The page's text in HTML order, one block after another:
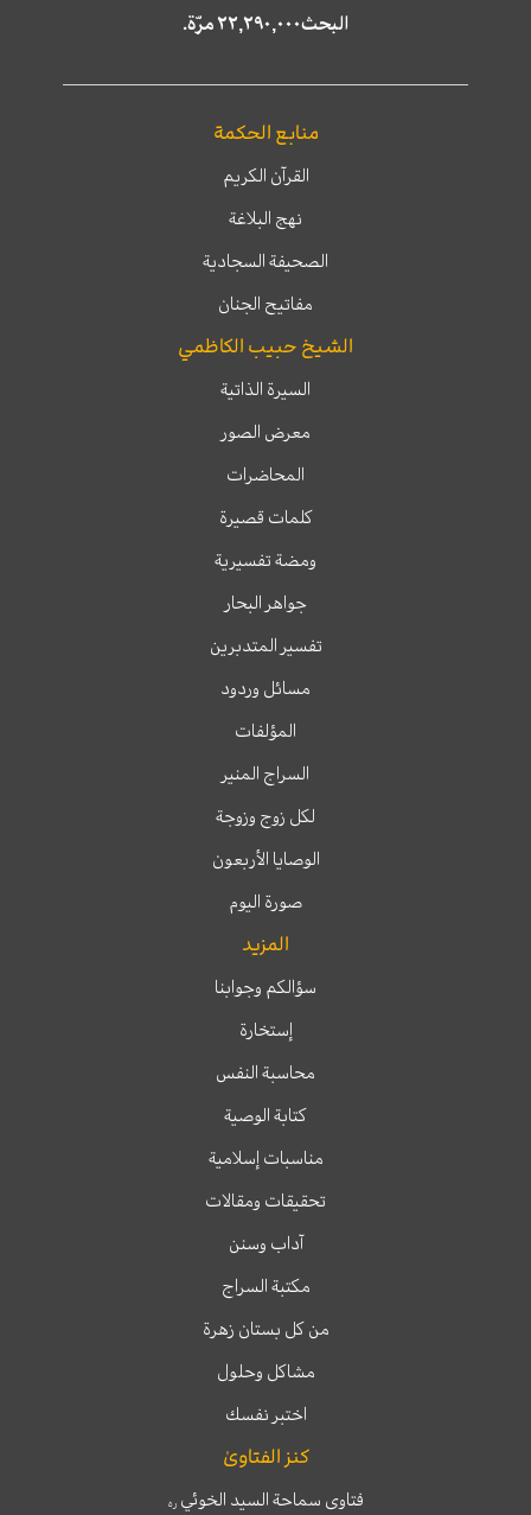
البحث٢٢,٢٩٠,٠٠٠ مرّة.
منابع الحكمة
القرآن الكريم
نهج البلاغة
الصحيفة السجادية
مفاتيح الجنان
الشيخ حبيب الكاظمي
السيرة الذاتية
معرض الصور
المحاضرات
كلمات قصيرة
ومضة تفسيرية
جواهر البحار
تفسير المتدبرين
مسائل وردود
المؤلفات
السراج المنير
لكل زوج وزوجة
الوصايا الأربعون
صورة اليوم
المزيد
سؤالكم وجوابنا
إستخارة
محاسبة النفس
كتابة الوصية
مناسبات إسلامية
تحقيقات ومقالات
آداب وسنن
مكتبة السراج
من كل بستان زهرة
مشاكل وحلول
اختبر نفسك
كنز الفتاوىٰ
فتاوى سماحة السيد الخوئيره